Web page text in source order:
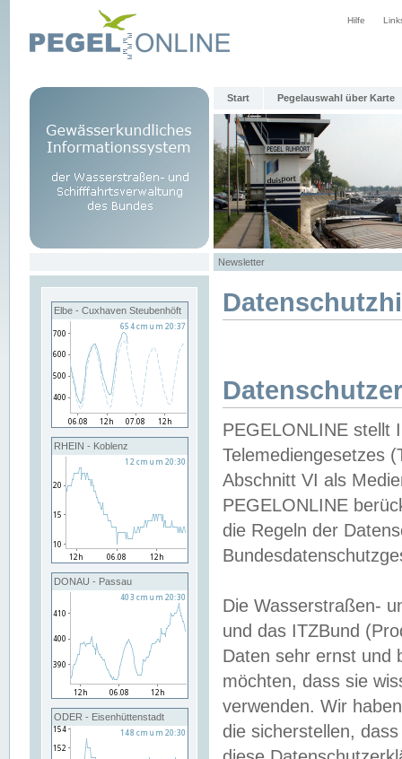
Hilfe
Start Pegelauswahl über Karte
Newsletter
Elbe - Cuxhaven Steubenhöft
RHEIN - Koblenz
DONAU - Passau
ODER - Eisenhüttenstadt
PEGELONLINE stellt
Telemediengesetzes
Abschnitt VI als
PEGELONLINE
die Regeln der
Die Wasserstraßen-
und das ITZBund
Daten sehr ernst und
möchten, dass sie
verwenden. Wir
die sicherstellen,